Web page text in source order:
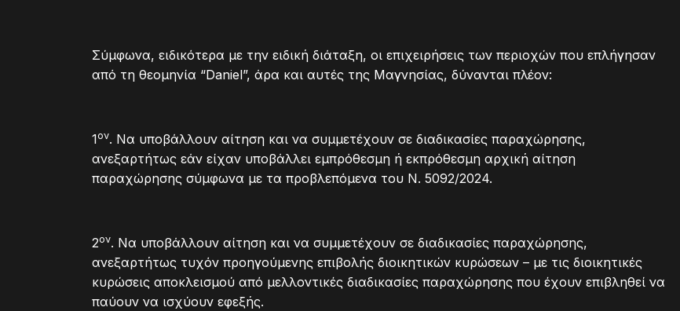
Σύμφωνα, ειδικότερα με την ειδική διάταξη, οι επιχειρήσεις των περιοχών που επλήγησαν
από τη θεομηνία “Daniel”, άρα και αυτές της Μαγνησίας, δύνανται πλέον:
1ον. Να υποβάλλουν αίτηση και να συμμετέχουν σε διαδικασίες παραχώρησης,
ανεξαρτήτως εάν είχαν υποβάλλει εμπρόθεσμη ή εκπρόθεσμη αρχική αίτηση
παραχώρησης σύμφωνα με τα προβλεπόμενα του Ν. 5092/2024.
2ον. Να υποβάλλουν αίτηση και να συμμετέχουν σε διαδικασίες παραχώρησης,
ανεξαρτήτως τυχόν προηγούμενης επιβολής διοικητικών κυρώσεων – με τις διοικητικές
κυρώσεις αποκλεισμού από μελλοντικές διαδικασίες παραχώρησης που έχουν επιβληθεί να
παύουν να ισχύουν εφεξής.